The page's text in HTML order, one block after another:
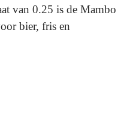
van 0.25 is de Mambo
bier, fris en